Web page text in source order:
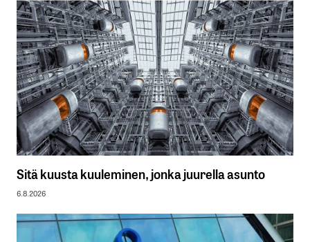
Sitä kuusta kuuleminen, jonka juurella asunto
6.8.2026